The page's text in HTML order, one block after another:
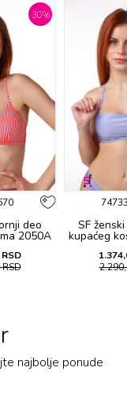
30%
deo
2050A
RSD
RSD
SF
kupaćeg
najbolje ponude